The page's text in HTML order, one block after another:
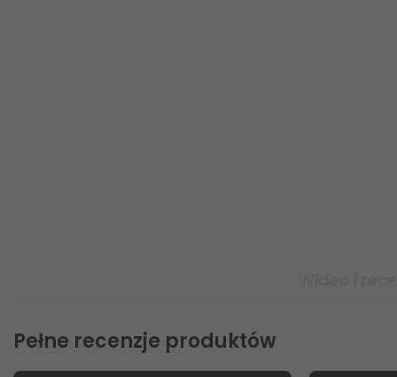
Pełne recenzje produktów